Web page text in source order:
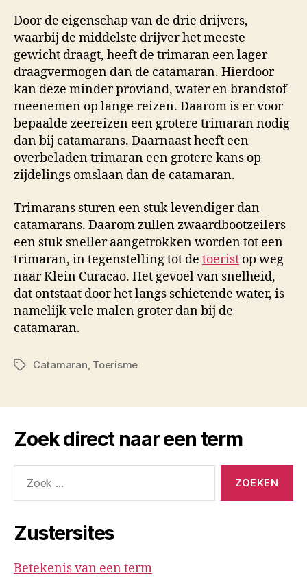
Door de eigenschap van de drie drijvers,
waarbij de middelste drijver het meeste
gewicht draagt, heeft de trimaran een lager
draagvermogen dan de catamaran. Hierdoor
kan deze minder proviand, water en brandstof
meenemen op lange reizen. Daarom is er voor
bepaalde zeereizen een grotere trimaran nodig
dan bij catamarans. Daarnaast heeft een
overbeladen trimaran een grotere kans op
zijdelings omslaan dan de catamaran.
Trimarans sturen een stuk levendiger dan
catamarans. Daarom zullen zwaardbootzeilers
een stuk sneller aangetrokken worden tot een
trimaran, in tegenstelling tot de toerist op weg
naar Klein Curacao. Het gevoel van snelheid,
dat ontstaat door het langs schietende water, is
namelijk vele malen groter dan bij de
catamaran.
TagsCatamaran Toerisme
Zoek direct naar een term
naar:
Zustersites
Betekenis van een term